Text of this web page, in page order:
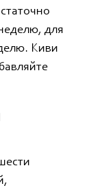
для
Киви